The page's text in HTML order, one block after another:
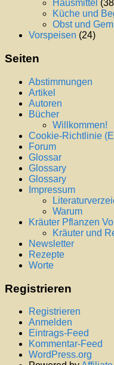
Hausmittel
Küche und
Obst und
Vorspeisen (24)
Seiten
Abstimmungen
Artikel
Autoren
Bücher
Willkommen!
Cookie-Richtlinie
Forum
Glossar
Glossary
Glossary
Impressum
Warum
Kräuter Pflanzen
Kräuter und
Newsletter
Rezepte
Worte
Registrieren
Registrieren
Anmelden
Eintrags-Feed
Kommentar-Feed
WordPress.org